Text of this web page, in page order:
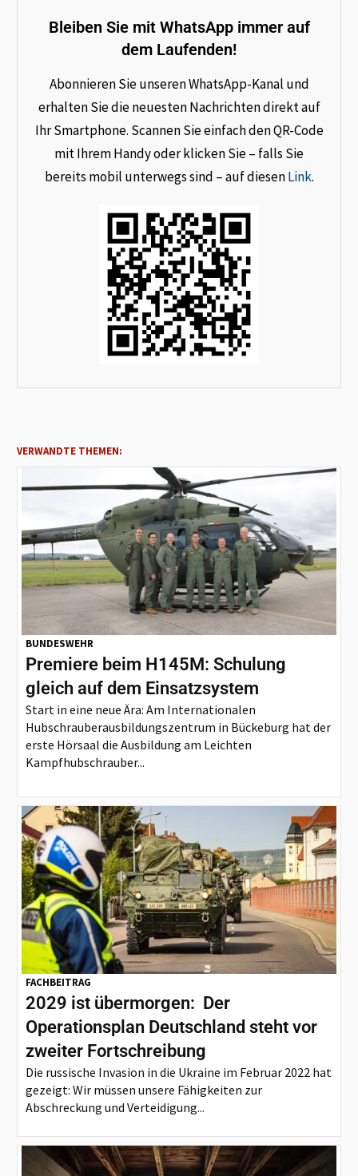
Bleiben Sie mit WhatsApp immer auf
dem Laufenden!
Abonnieren Sie unseren WhatsApp-Kanal und
erhalten Sie die neuesten Nachrichten direkt auf
Ihr Smartphone. Scannen Sie einfach den QR-Code
mit Ihrem Handy oder klicken Sie – falls Sie
bereits mobil unterwegs sind – auf diesenLink.
VERWANDTE THEMEN:
BUNDESWEHR
Premiere beim H145M: Schulung
gleich auf dem Einsatzsystem
Start in eine neue Ära: Am Internationalen
Hubschrauberausbildungszentrum in Bückeburg hat der
erste Hörsaal die Ausbildung am Leichten
Kampfhubschrauber...
FACHBEITRAG
2029 ist übermorgen: Der
Operationsplan Deutschland steht vor
zweiter Fortschreibung
Die russische Invasion in die Ukraine im Februar 2022 hat
gezeigt: Wir müssen unsere Fähigkeiten zur
Abschreckung und Verteidigung...